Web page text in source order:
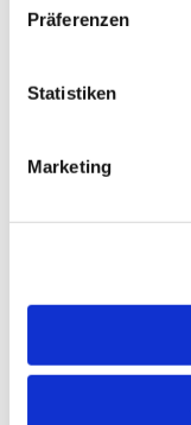
Präferenzen
Statistiken
Marketing